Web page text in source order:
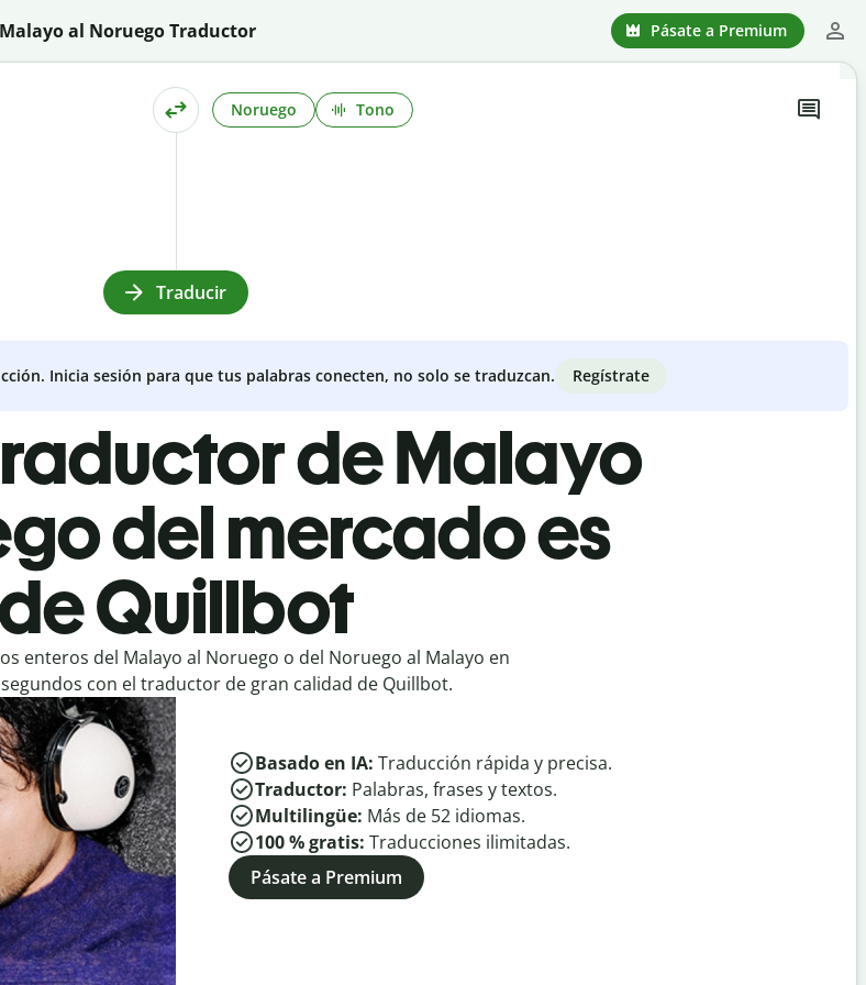
Malayo al Noruego Traductor Pásate a Premium
Noruego Tono
Traducir
Inicia sesión para que tus palabras conecten, no solo se traduzcan. Regístrate
de Malayo
del mercado es
Quillbot
enteros del Malayo al Noruego o del Noruego al Malayo en
con el traductor de gran calidad de Quillbot.
Basado en IA: Traducción rápida y precisa.
Traductor: Palabras, frases y textos.
Multilingüe: Más de 52 idiomas.
100 % gratis: Traducciones ilimitadas.
Pásate a Premium